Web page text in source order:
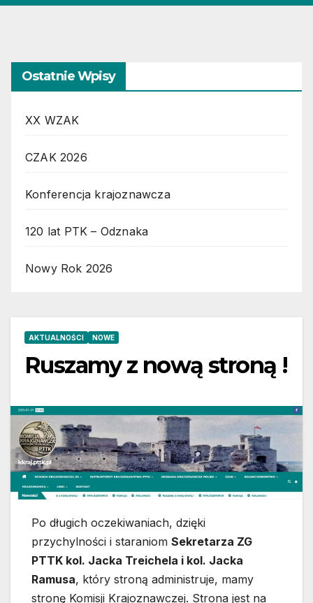
Ostatnie Wpisy
XX WZAK
CZAK 2026
Konferencja krajoznawcza
120 lat PTK – Odznaka
Nowy Rok 2026
AKTUALNOŚCI NOWE
Ruszamy z nową stroną !
Po długich oczekiwaniach, dzięki
przychylności i staraniom Sekretarza ZG
PTTK kol. Jacka Treichela i kol. Jacka
Ramusa, który stroną administruje, mamy
stronę Komisji Krajoznawczej. Strona jest na